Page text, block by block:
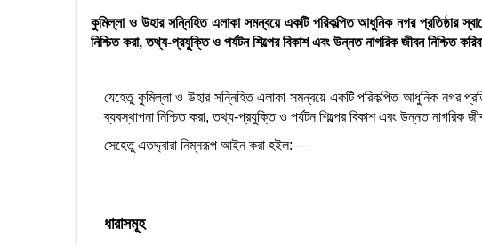
কুমিল্লা ও উহার সন্নিহিত এলাকা সমন্বয়ে একটি পরিকল্পিত আধুনিক নগর প্রতিষ্ঠার
নিশ্চিত করা, তথ্য-প্রযু্ক্তি ও পর্যটন শিল্পের বিকাশ এবং উন্নত নাগরিক জীবন নিশ্চিত
যেহেতু কুমিল্লা ও উহার সন্নিহিত এলাকা সমন্বয়ে একটি পরিকল্পিত আধুনিক নগর
ব্যবস্থাপনা নিশ্চিত করা, তথ্য-প্রযু্ক্তি ও পর্যটন শিল্পের বিকাশ এবং উন্নত নাগরিক
সেহেতু এতদ্দ্বারা নিম্নরূপ আইন করা হইল:—
ধারাসমূহ